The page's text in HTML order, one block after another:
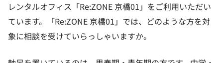
レンタルオフィス「Re:ZONE 京橋01」をご利用いただい
ています。「Re:ZONE 京橋01」では、どのような方を対
象に相談を受けていらっしゃいますか。